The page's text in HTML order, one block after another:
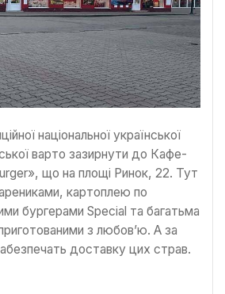
національної української
варто зазирнути до Кафе-
що на площі Ринок, 22. Тут
картоплею по
бургерами Special та багатьма
з любов’ю. А за
доставку цих страв.